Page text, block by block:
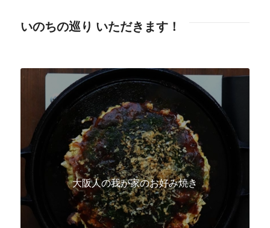
いのちの巡り いただきます！
大阪人の我が家のお好み焼き